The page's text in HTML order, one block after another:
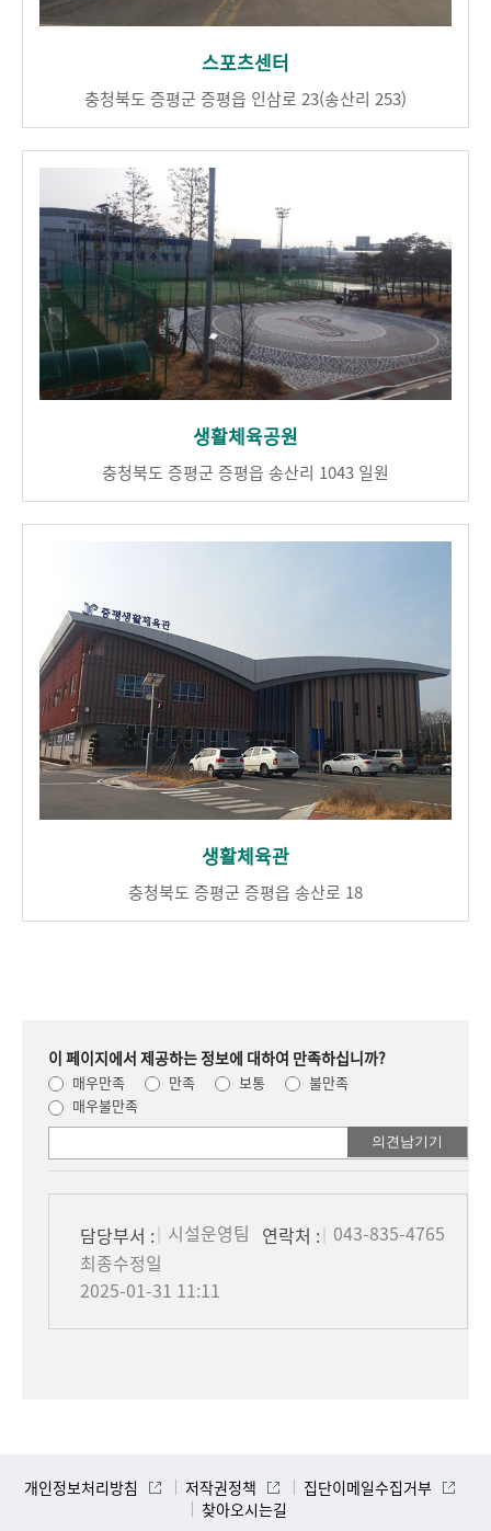
스포츠센터
충청북도 증평군 증평읍 인삼로 23(송산리 253)
생활체육공원
충청북도 증평군 증평읍 송산리 1043 일원
생활체육관
충청북도 증평군 증평읍 송산로 18
이 페이지에서 제공하는 정보에 대하여 만족하십니까?
매우만족 만족 보통
불만족
매우불만족
의견을
담당부서 : 시설운영팀 연락처 : 043-835-4765
최종수정일
2025-01-31 11:11
개인정보처리방침 저작권정책
집단이메일수집거부
찾아오시는길